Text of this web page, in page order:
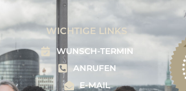
WICHTIGE LINKS
WUNSCH-TERMIN
ANRUFEN
E-MAIL